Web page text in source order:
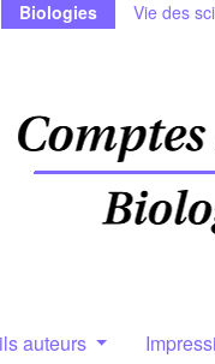
Biologies Vie des
auteurs